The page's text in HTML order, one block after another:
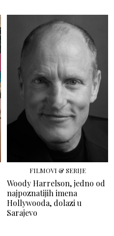
FILMOVI & SERIJE
Woody Harrelson, jedno od
najpoznatijih imena
Hollywooda, dolazi u
Sarajevo